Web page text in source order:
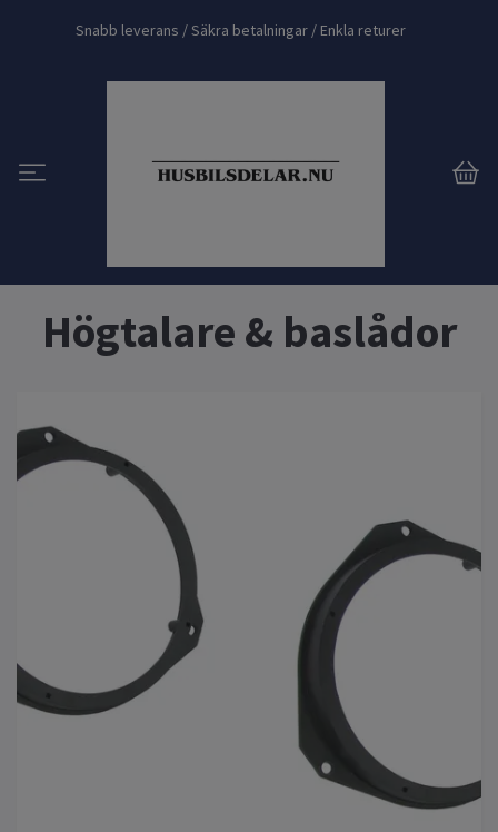
Snabb leverans / Säkra betalningar / Enkla returer
Högtalare & baslådor